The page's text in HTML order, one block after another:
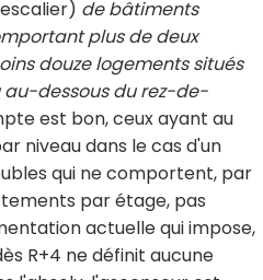
de bâtiments
plus de deux
douze logements situés
au-dessous du rez-de-
est bon, ceux ayant au
niveau dans le cas d'un
qui ne comportent, par
par étage, pas
actuelle qui impose,
R+4 ne définit aucune